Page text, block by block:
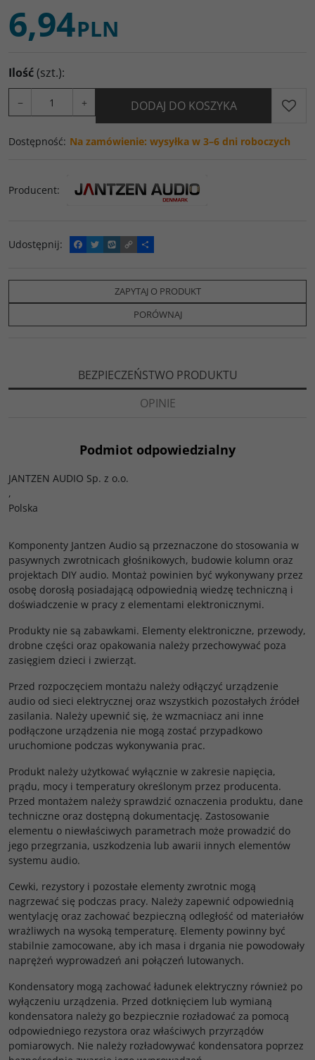
6,94PLN
Ilość(szt.):
− + DODAJ DO KOSZYKA
Dostępność: Na zamówienie: wysyłka w 3–6 dni roboczych
Producent:
Udostępnij:
F
a
e
o
k
T
w
t
e
W
y
o
p
C
o
y
L
i
n
k
P
o
z
i
e
l
s
ZAPYTAJ O PRODUKT
PORÓWNAJ
BEZPIECZEŃSTWO PRODUKTU
OPINIE
Podmiot odpowiedzialny
JANTZEN AUDIO Sp. z o.o.
,
Polska
Komponenty Jantzen Audio są przeznaczone do stosowania w
pasywnych zwrotnicach głośnikowych, budowie kolumn oraz
projektach DIY audio. Montaż powinien być wykonywany przez
osobę dorosłą posiadającą odpowiednią wiedzę techniczną i
doświadczenie w pracy z elementami elektronicznymi.
Produkty nie są zabawkami. Elementy elektroniczne, przewody,
drobne części oraz opakowania należy przechowywać poza
zasięgiem dzieci i zwierząt.
Przed rozpoczęciem montażu należy odłączyć urządzenie
audio od sieci elektrycznej oraz wszystkich pozostałych źródeł
zasilania. Należy upewnić się, że wzmacniacz ani inne
podłączone urządzenia nie mogą zostać przypadkowo
uruchomione podczas wykonywania prac.
Produkt należy użytkować wyłącznie w zakresie napięcia,
prądu, mocy i temperatury określonym przez producenta.
Przed montażem należy sprawdzić oznaczenia produktu, dane
techniczne oraz dostępną dokumentację. Zastosowanie
elementu o niewłaściwych parametrach może prowadzić do
jego przegrzania, uszkodzenia lub awarii innych elementów
systemu audio.
Cewki, rezystory i pozostałe elementy zwrotnic mogą
nagrzewać się podczas pracy. Należy zapewnić odpowiednią
wentylację oraz zachować bezpieczną odległość od materiałów
wrażliwych na wysoką temperaturę. Elementy powinny być
stabilnie zamocowane, aby ich masa i drgania nie powodowały
naprężeń wyprowadzeń ani połączeń lutowanych.
Kondensatory mogą zachować ładunek elektryczny również po
wyłączeniu urządzenia. Przed dotknięciem lub wymianą
kondensatora należy go bezpiecznie rozładować za pomocą
odpowiedniego rezystora oraz właściwych przyrządów
pomiarowych. Nie należy rozładowywać kondensatora poprzez